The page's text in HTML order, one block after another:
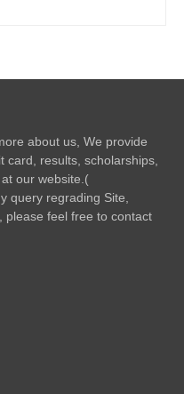
about us, We provide
card, results, scholarships,
our website.(
query regrading Site,
please feel free to contact